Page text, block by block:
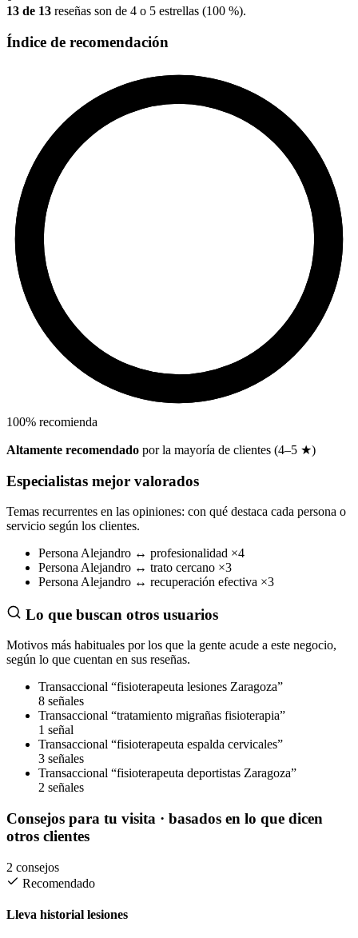
13 de 13 reseñas son de 4 o 5 estrellas (100 %).
Índice de recomendación
100% recomienda
Altamente recomendado por la mayoría de clientes (4–5 ★)
Especialistas mejor valorados
Temas recurrentes en las opiniones: con qué destaca cada persona o
servicio según los clientes.
Persona Alejandro ↔ profesionalidad ×4
Persona Alejandro ↔ trato cercano ×3
Persona Alejandro ↔ recuperación efectiva ×3
Lo que buscan otros usuarios
Motivos más habituales por los que la gente acude a este negocio,
según lo que cuentan en sus reseñas.
Transaccional “fisioterapeuta lesiones Zaragoza”
8 señales
Transaccional “tratamiento migrañas fisioterapia”
1 señal
Transaccional “fisioterapeuta espalda cervicales”
3 señales
Transaccional “fisioterapeuta deportistas Zaragoza”
2 señales
Consejos para tu visita · basados en lo que dicen
otros clientes
2 consejos
Recomendado
Lleva historial lesiones